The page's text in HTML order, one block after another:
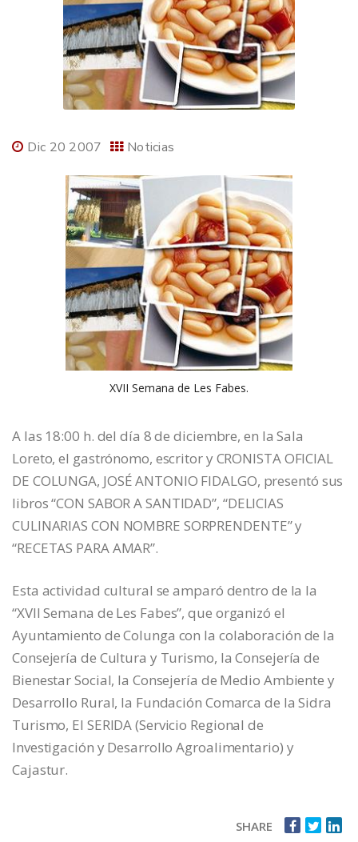
Dic 20 2007 Noticias
XVII Semana de Les Fabes.
A las 18:00 h. del día 8 de diciembre, en la Sala
Loreto, el gastrónomo, escritor y CRONISTA OFICIAL
DE COLUNGA, JOSÉ ANTONIO FIDALGO, presentó sus
libros “CON SABOR A SANTIDAD”, “DELICIAS
CULINARIAS CON NOMBRE SORPRENDENTE” y
“RECETAS PARA AMAR”.
Esta actividad cultural se amparó dentro de la la
“XVII Semana de Les Fabes”, que organizó el
Ayuntamiento de Colunga con la colaboración de la
Consejería de Cultura y Turismo, la Consejería de
Bienestar Social, la Consejería de Medio Ambiente y
Desarrollo Rural, la Fundación Comarca de la Sidra
Turismo, El SERIDA (Servicio Regional de
Investigación y Desarrollo Agroalimentario) y
Cajastur.
SHARE